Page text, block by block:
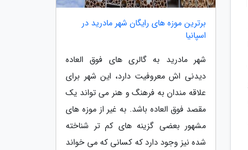
برترین موزه های رایگان شهر مادرید در
اسپانیا
شهر مادرید به گالری های فوق العاده
دیدنی اش معروفیت دارد، این شهر برای
علاقه مندان به فرهنگ و هنر می تواند یک
مقصد فوق العاده باشد. به غیر از موزه های
مشهور بعضی گزینه های کم تر شناخته
شده نیز وجود دارد که کسانی که می خواند